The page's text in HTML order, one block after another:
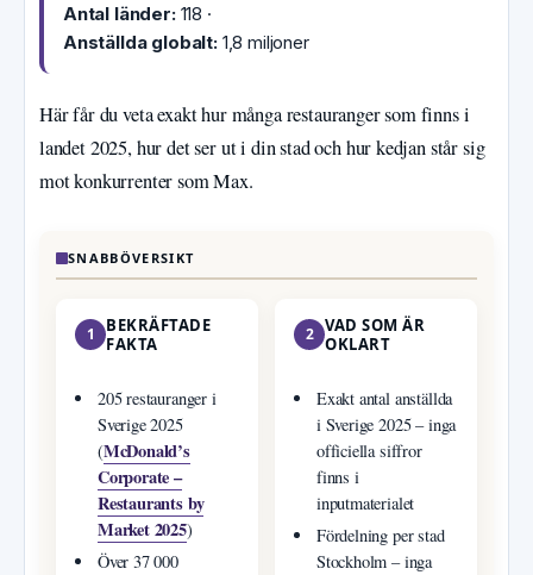
Antal länder:118 ·
Anställda globalt:1,8 miljoner
Här får du veta exakt hur många restauranger som finns i
landet 2025, hur det ser ut i din stad och hur kedjan står sig
mot konkurrenter som Max.
SNABBÖVERSIKT
1
BEKRÄFTADE
FAKTA
205 restauranger i
Sverige 2025
(McDonald’s
Corporate –
Restaurants by
Market 2025)
Över 37 000
2 VAD SOM ÄR
OKLART
Exakt antal anställda
i Sverige 2025 – inga
officiella siffror
finns i
inputmaterialet
Fördelning per stad
Stockholm – inga